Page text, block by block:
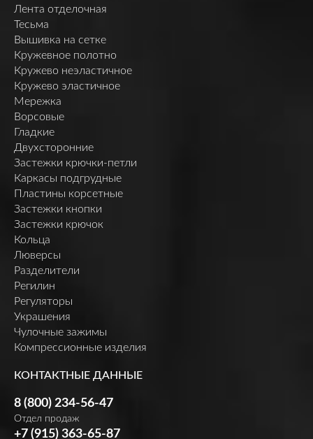
Лента отделочная
Тесьма
Вышивка на сетке
Кружевное полотно
Кружево неэластичное
Кружево эластичное
Мережка
Ворсовые
Гладкие
Двухсторонние
Застежки крючки-петли
Каркасы подгрудные
Пластины корсетные
Застежки кнопки
Застежки крючок
Кольца
Люверсы
Разделители
Регилин
Регуляторы
Украшения
Чулочные зажимы
Компрессионные изделия
КОНТАКТНЫЕ ДАННЫЕ
8 (800) 234-56-47
Отдел продаж
+7 (915) 363-65-87